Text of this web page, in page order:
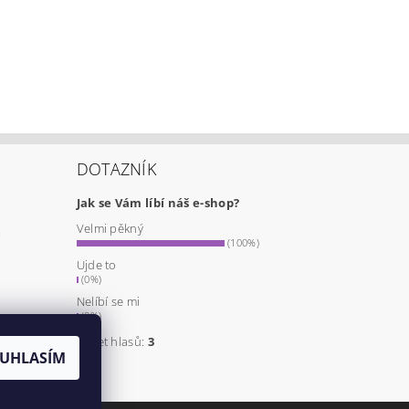
DOTAZNÍK
Jak se Vám líbí náš e-shop?
Velmi pěkný
(100%)
Ujde to
(0%)
Nelíbí se mi
(0%)
Počet hlasů: 3